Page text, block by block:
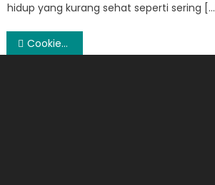
hidup yang kurang sehat seperti sering […]
Post
Cookies dan Aplikasi Pelengkapnya